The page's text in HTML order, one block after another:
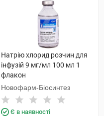
Натрію хлорид розчин для
інфузій 9 мг/мл 100 мл 1
флакон
Новофарм-Біосинтез
Є в наявності